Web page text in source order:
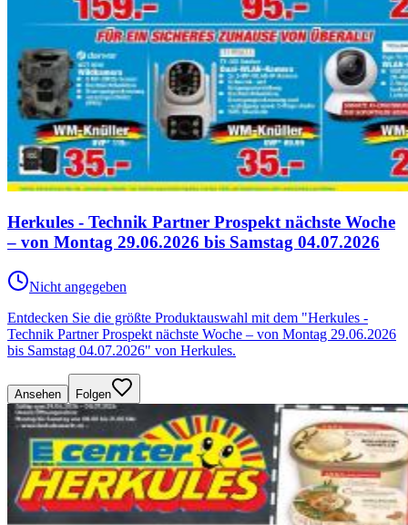
Herkules - Technik Partner Prospekt nächste Woche
– von Montag 29.06.2026 bis Samstag 04.07.2026
Nicht angegeben
Entdecken Sie die größte Produktauswahl mit dem "Herkules -
Technik Partner Prospekt nächste Woche – von Montag 29.06.2026
bis Samstag 04.07.2026" von Herkules.
Ansehen Folgen